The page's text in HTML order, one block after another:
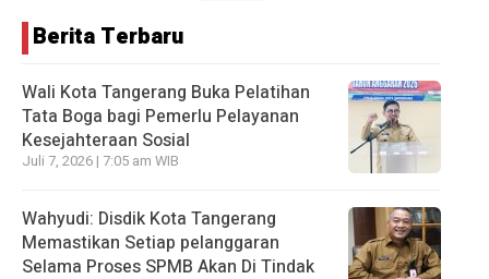
Berita Terbaru
Wali Kota Tangerang Buka Pelatihan
Tata Boga bagi Pemerlu Pelayanan
Kesejahteraan Sosial
Juli 7, 2026 | 7:05 am WIB
Wahyudi: Disdik Kota Tangerang
Memastikan Setiap pelanggaran
Selama Proses SPMB Akan Di Tindak